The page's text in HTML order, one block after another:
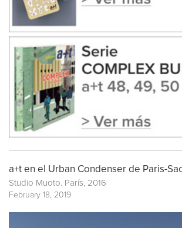
a+t en el Urban Condenser de Paris-
Studio Muoto. París, 2016
February 18, 2019